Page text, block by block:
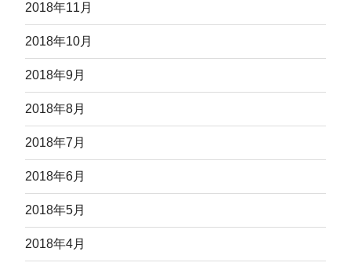
2018年11月
2018年10月
2018年9月
2018年8月
2018年7月
2018年6月
2018年5月
2018年4月